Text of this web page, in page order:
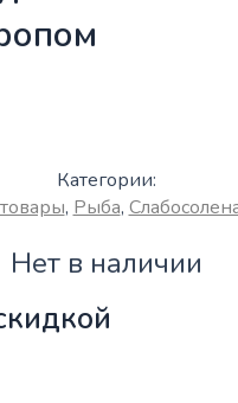
Категории:
, Рыба,
Нет в наличии